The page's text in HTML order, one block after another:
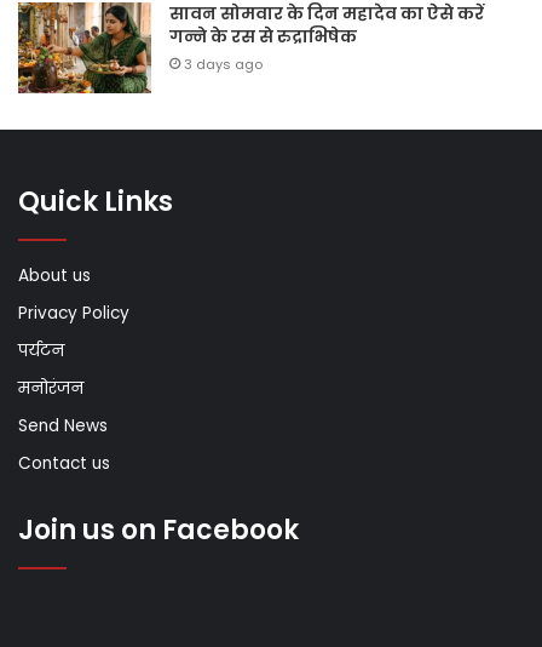
सावन सोमवार के दिन महादेव का ऐसे करें
गन्ने के रस से रुद्राभिषेक
3 days ago
Quick Links
About us
Privacy Policy
पर्यटन
मनोरंजन
Send News
Contact us
Join us on Facebook